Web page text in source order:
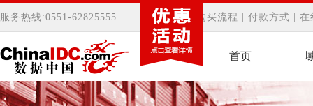
服务热线:0551-62825555 客服中心| 购买流程 付款方式 在
首页